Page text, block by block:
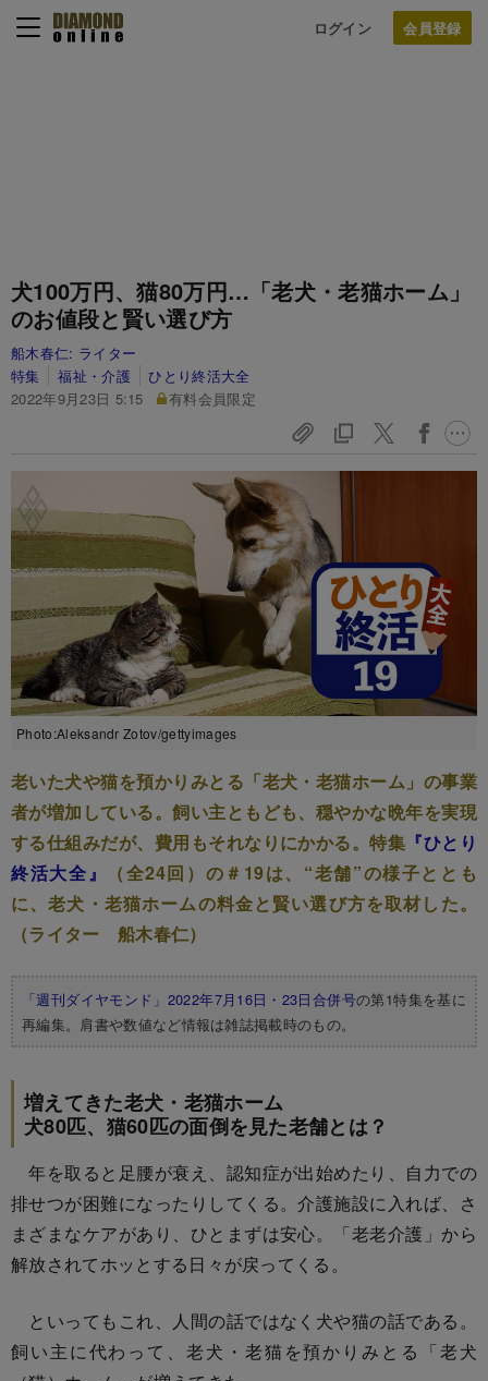
ログイン
犬100万円、猫80万円…「老犬・老猫ホーム」
のお値段と賢い選び方
船木春仁: ライター
特集
福祉・介護
ひとり終活大全
2022年9月23日 5:15
有料会員限定
Photo:Aleksandr Zotov/gettyimages
老いた犬や猫を預かりみとる「老犬・老猫ホーム」の事業
者が増加している。飼い主ともども、穏やかな晩年を実現
する仕組みだが、費用もそれなりにかかる。特集 『ひとり
終活大全』
（全24回）の＃19は、“老舗”の様子ととも
に、老犬・老猫ホームの料金と賢い選び方を取材した。
（ライター 船木春仁）
「週刊ダイヤモンド」2022年7月16日・23日合併号の第1特集を基に
再編集。肩書や数値など情報は雑誌掲載時のもの。
増えてきた老犬・老猫ホーム
犬80匹、猫60匹の面倒を見た老舗とは？
年を取ると足腰が衰え、認知症が出始めたり、自力での
排せつが困難になったりしてくる。介護施設に入れば、さ
まざまなケアがあり、ひとまずは安心。「老老介護」から
解放されてホッとする日々が戻ってくる。
といってもこれ、人間の話ではなく犬や猫の話である。
飼い主に代わって、老犬・老猫を預かりみとる「老犬